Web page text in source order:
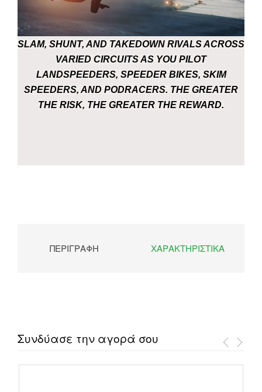
SLAM, SHUNT, AND TAKEDOWN RIVALS ACROSS
VARIED CIRCUITS AS YOU PILOT
LANDSPEEDERS, SPEEDER BIKES, SKIM
SPEEDERS, AND PODRACERS. THE GREATER
THE RISK, THE GREATER THE REWARD.
ΠΕΡΙΓΡΑΦΉ ΧΑΡΑΚΤΗΡΙΣΤΙΚΆ
Συνδύασε την αγορά σου